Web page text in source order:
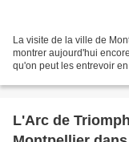
La visite de la ville de
montrer aujourd'hui
qu'on peut les entrevoir
L'Arc de